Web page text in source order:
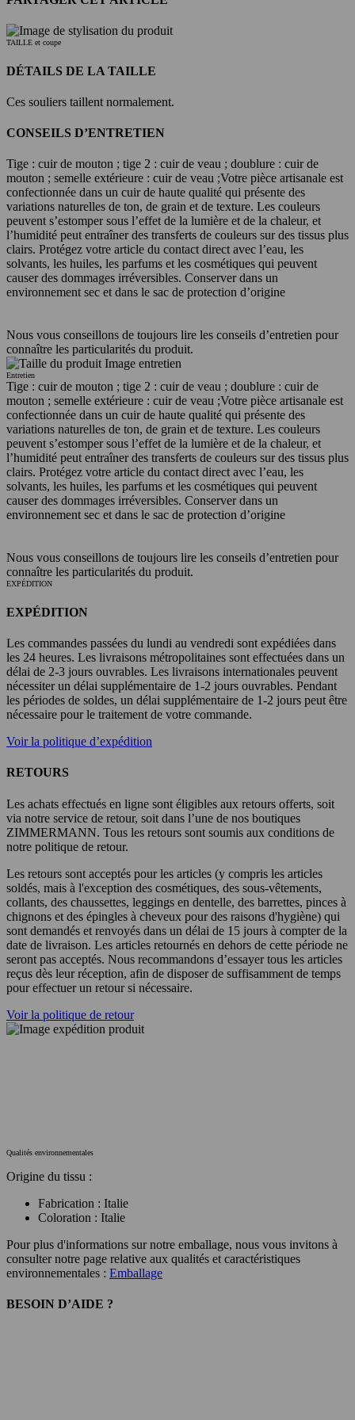
TAILLE et coupe
DÉTAILS DE LA TAILLE
Ces souliers taillent normalement.
CONSEILS D’ENTRETIEN
Tige : cuir de mouton ; tige 2 : cuir de veau ; doublure : cuir de
mouton ; semelle extérieure : cuir de veau ;Votre pièce artisanale est
confectionnée dans un cuir de haute qualité qui présente des
variations naturelles de ton, de grain et de texture. Les couleurs
peuvent s’estomper sous l’effet de la lumière et de la chaleur, et
l’humidité peut entraîner des transferts de couleurs sur des tissus plus
clairs. Protégez votre article du contact direct avec l’eau, les
solvants, les huiles, les parfums et les cosmétiques qui peuvent
causer des dommages irréversibles. Conserver dans un
environnement sec et dans le sac de protection d’origine
Nous vous conseillons de toujours lire les conseils d’entretien pour
connaître les particularités du produit.
Entretien
Tige : cuir de mouton ; tige 2 : cuir de veau ; doublure : cuir de
mouton ; semelle extérieure : cuir de veau ;Votre pièce artisanale est
confectionnée dans un cuir de haute qualité qui présente des
variations naturelles de ton, de grain et de texture. Les couleurs
peuvent s’estomper sous l’effet de la lumière et de la chaleur, et
l’humidité peut entraîner des transferts de couleurs sur des tissus plus
clairs. Protégez votre article du contact direct avec l’eau, les
solvants, les huiles, les parfums et les cosmétiques qui peuvent
causer des dommages irréversibles. Conserver dans un
environnement sec et dans le sac de protection d’origine
Nous vous conseillons de toujours lire les conseils d’entretien pour
connaître les particularités du produit.
EXPÉDITION
EXPÉDITION
Les commandes passées du lundi au vendredi sont expédiées dans
les 24 heures. Les livraisons métropolitaines sont effectuées dans un
délai de 2-3 jours ouvrables. Les livraisons internationales peuvent
nécessiter un délai supplémentaire de 1-2 jours ouvrables. Pendant
les périodes de soldes, un délai supplémentaire de 1-2 jours peut être
nécessaire pour le traitement de votre commande.
Voir la politique d’expédition
RETOURS
Les achats effectués en ligne sont éligibles aux retours offerts, soit
via notre service de retour, soit dans l’une de nos boutiques
ZIMMERMANN. Tous les retours sont soumis aux conditions de
notre politique de retour.
Les retours sont acceptés pour les articles (y compris les articles
soldés, mais à l'exception des cosmétiques, des sous-vêtements,
collants, des chaussettes, leggings en dentelle, des barrettes, pinces à
chignons et des épingles à cheveux pour des raisons d'hygiène) qui
sont demandés et renvoyés dans un délai de 15 jours à compter de la
date de livraison. Les articles retournés en dehors de cette période ne
seront pas acceptés. Nous recommandons d’essayer tous les articles
reçus dès leur réception, afin de disposer de suffisamment de temps
pour effectuer un retour si nécessaire.
Voir la politique de retour
Qualités environnementales
Origine du tissu :
Fabrication : Italie
Coloration : Italie
Pour plus d'informations sur notre emballage, nous vous invitons à
consulter notre page relative aux qualités et caractéristiques
environnementales : Emballage
BESOIN D’AIDE ?